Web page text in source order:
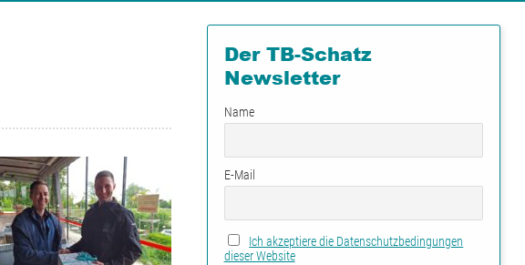
Der TB-Schatz
Newsletter
Name
E-Mail
Ich akzeptiere die Datenschutzbedingungen
dieser Website